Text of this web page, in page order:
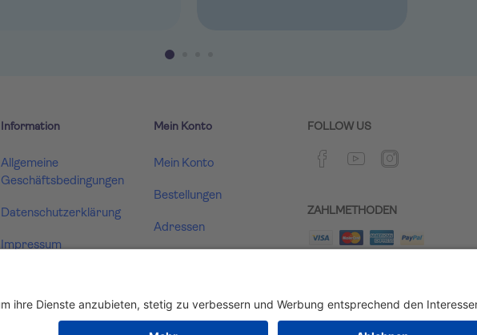
Information
Allgemeine
Geschäftsbedingungen
Datenschutzerklärung
Impressum
Mein Konto
Mein Konto
Bestellungen
Adressen
FOLLOW US
ZAHLMETHODEN